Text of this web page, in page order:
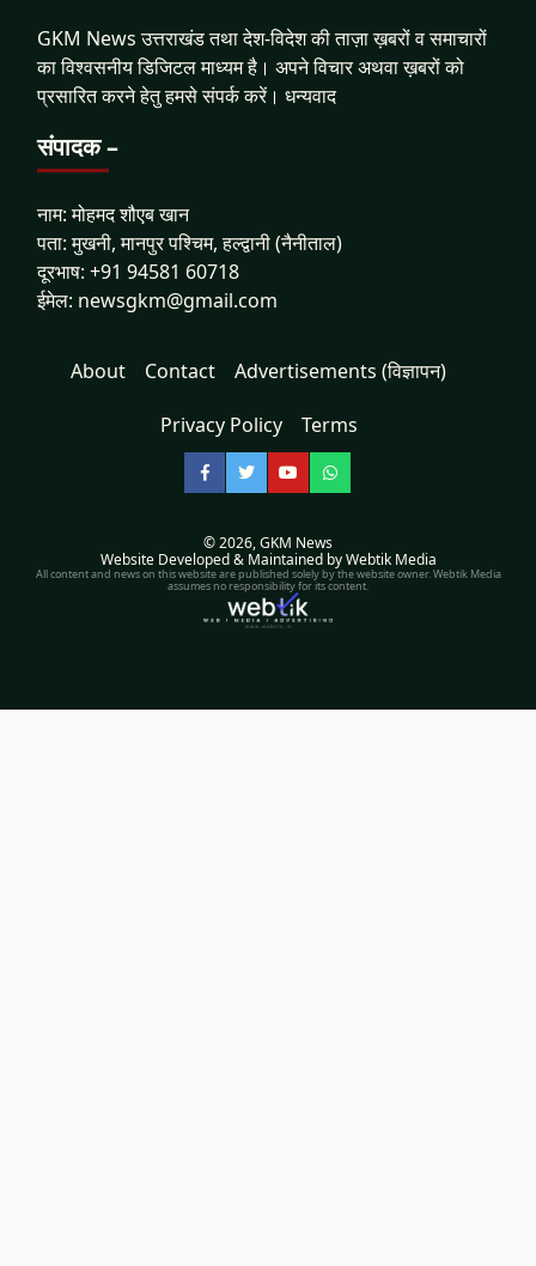
GKM News उत्तराखंड तथा देश-विदेश की ताज़ा ख़बरों व समाचारों
का विश्वसनीय डिजिटल माध्यम है। अपने विचार अथवा ख़बरों को
प्रसारित करने हेतु हमसे संपर्क करें। धन्यवाद
संपादक –
नाम: मोहमद शौएब खान
पता: मुखनी, मानपुर पश्चिम, हल्द्वानी (नैनीताल)
दूरभाष: +91 94581 60718
ईमेल: newsgkm@gmail.com
About Contact Advertisements (विज्ञापन)
Privacy Policy Terms
Facebook
TwitterYouTubeWhatsApp
© 2026,GKM News
Website Developed & Maintained by Webtik Media
All content and news on this website are published solely by the website owner. Webtik Media
assumes no responsibility for its content.